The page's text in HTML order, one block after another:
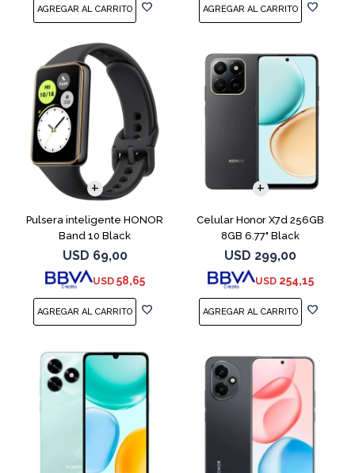
Pulsera inteligente HONOR
Band 10 Black
USD 69,00
USD 58,65
Celular Honor X7d 256GB
8GB 6.77" Black
USD 299,00
USD 254,15
COMPARAR
COMPARAR COMPARAR